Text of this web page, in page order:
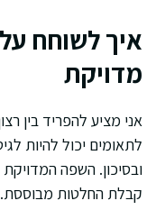
איך לשוחח
מדויקת
אני מציע להפריד בין
לתאומים יכול להיות
ובסיכון. השפה
קבלת החלטות מבוססת.